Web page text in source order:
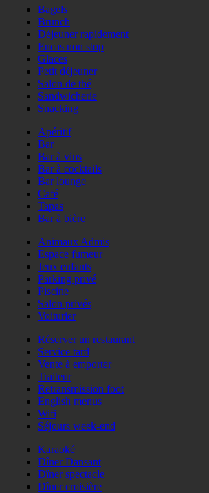
Bagels
Brunch
Déjeuner rapidement
Encas non stop
Glaces
Petit déjeuner
Salon de thé
Sandwicherie
Snacking
Apéritif
Bar
Bar à vins
Bar à cocktails
Bar lounge
Café
Tapas
Bar à bière
Animaux Admis
Espace fumeur
Jeux enfants
Parking privé
Piscine
Salon privés
Voiturier
Réserver un restaurant
Service tard
Vente à emporter
Traiteur
Retransmission foot
English menus
Wifi
Séjours week-end
Karaoké
Dîner Dansant
Dîner spectacle
Dîner croisière